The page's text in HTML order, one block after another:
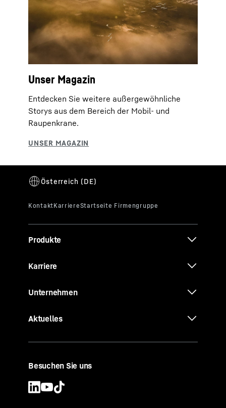
Unser Magazin
Entdecken Sie weitere außergewöhnliche
Storys aus dem Bereich der Mobil- und
Raupenkrane.
Produkte
Karriere
Unternehmen
Aktuelles
Besuchen Sie uns